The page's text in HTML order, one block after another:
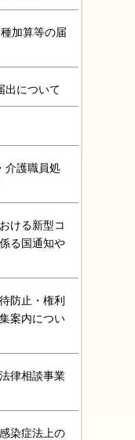
加算等の届
出について
介護職員処
ける新型コ
る国通知や
防止・権利
案内につい
律相談事業
染症法上の